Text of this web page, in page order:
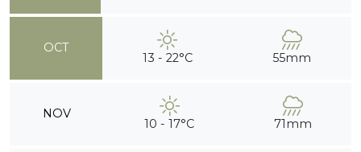
OCT
13 - 22°C 55mm
NOV
10 - 17°C 71mm